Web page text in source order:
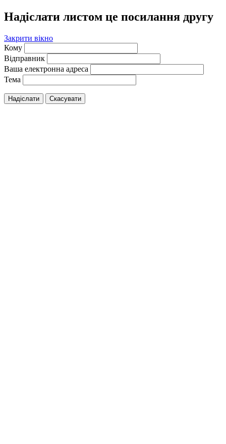
Надіслати листом це посилання другу
Закрити вікно
Кому
Відправник
Ваша електронна адреса
Тема
Надіслати Скасувати